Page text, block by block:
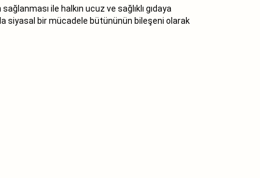
ile halkın ucuz ve sağlıklı gıdaya
siyasal bir mücadele bütününün bileşeni olarak